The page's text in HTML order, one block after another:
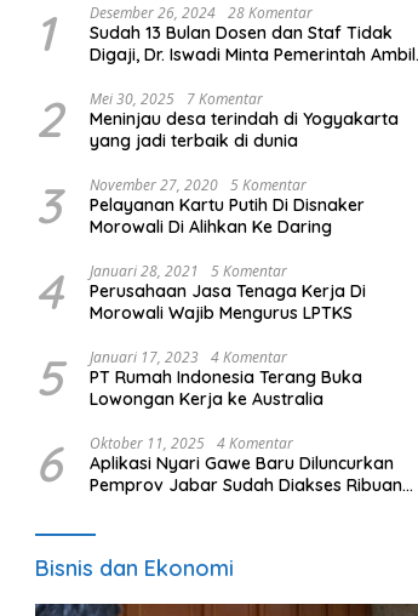
1 Desember 26, 2024 28 Komentar
Sudah 13 Bulan Dosen dan Staf Tidak
Digaji, Dr. Iswadi Minta Pemerintah Ambil
2 Mei 30, 2025 7 Komentar
Meninjau desa terindah di Yogyakarta
yang jadi terbaik di dunia
3 November 27, 2020 5 Komentar
Pelayanan Kartu Putih Di Disnaker
Morowali Di Alihkan Ke Daring
4 Januari 28, 2021 5 Komentar
Perusahaan Jasa Tenaga Kerja Di
Morowali Wajib Mengurus LPTKS
5 Januari 17, 2023 4 Komentar
PT Rumah Indonesia Terang Buka
Lowongan Kerja ke Australia
6 Oktober 11, 2025 4 Komentar
Aplikasi Nyari Gawe Baru Diluncurkan
Pemprov Jabar Sudah Diakses Ribuan
Bisnis dan Ekonomi